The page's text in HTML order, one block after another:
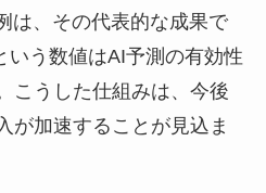
は、その代表的な成果で
いう数値はAI予測の有効性
こうした仕組みは、今後
が加速することが見込ま